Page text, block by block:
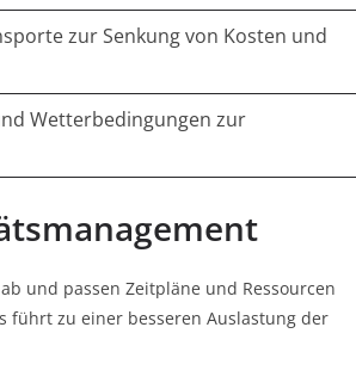
zur Senkung von Kosten und
Wetterbedingungen zur
und passen Zeitpläne und Ressourcen
führt zu einer besseren Auslastung der